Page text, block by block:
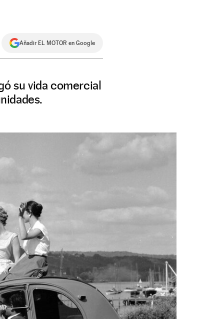
Añadir EL MOTOR en Google
su vida comercial